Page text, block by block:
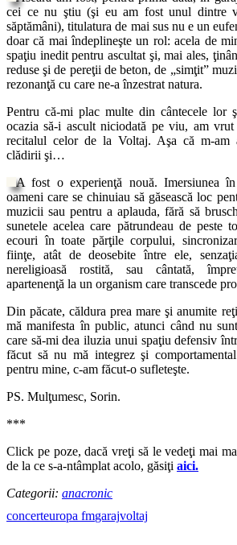
cei ce nu ştiu (şi eu am fost unul dintre
săptămâni), titulatura de mai sus nu e un
doar că mai îndeplineşte un rol: acela de
spaţiu inedit pentru ascultat şi, mai ales,
reduse şi de pereţii de beton, de „simţit”
rezonanţă cu care ne-a înzestrat natura.
Pentru că-mi plac multe din cântecele lor
ocazia să-i ascult niciodată pe viu, am
recitalul celor de la Voltaj. Aşa că m-am
clădirii şi…
A fost o experienţă nouă. Imersiunea
oameni care se chinuiau să găsească loc
muzicii sau pentru a aplauda, fără să
sunetele acelea care pătrundeau de peste
ecouri în toate părţile corpului,
fiinţe, atât de deosebite între ele,
nereligioasă rostită, sau cântată,
apartenenţă la un organism care transcede
Din păcate, căldura prea mare şi anumite
mă manifesta în public, atunci când nu
care să-mi dea iluzia unui spaţiu defensiv
făcut să nu mă integrez şi
pentru mine, c-am făcut-o sufleteşte.
PS. Mulţumesc, Sorin.
***
Click pe poze, dacă vreţi să le vedeţi mai
de la ce s-a-ntâmplat acolo, găsiţi aici.
Categorii: anacronic
concerteuropa fmgarajvoltaj